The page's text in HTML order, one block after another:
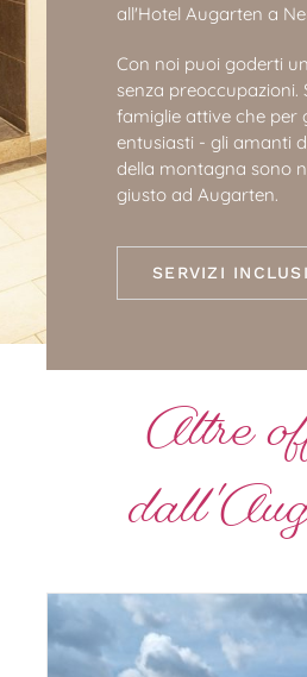
all'Hotel Augarten a
Con noi puoi goderti
senza preoccupazioni.
famiglie attive che per
entusiasti - gli amanti
della montagna sono
giusto ad Augarten.
SERVIZI
Altre